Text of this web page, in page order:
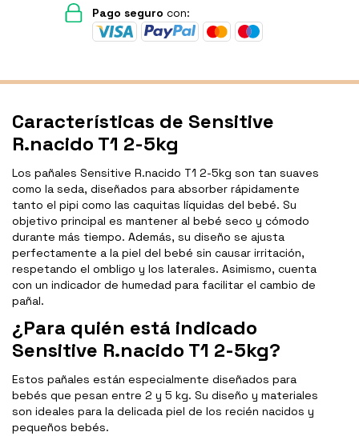
Pago seguro con:
Características de Sensitive
R.nacido T1 2-5kg
Los pañales Sensitive R.nacido T1 2-5kg son tan suaves
como la seda, diseñados para absorber rápidamente
tanto el pipi como las caquitas líquidas del bebé. Su
objetivo principal es mantener al bebé seco y cómodo
durante más tiempo. Además, su diseño se ajusta
perfectamente a la piel del bebé sin causar irritación,
respetando el ombligo y los laterales. Asimismo, cuenta
con un indicador de humedad para facilitar el cambio de
pañal.
¿Para quién está indicado
Sensitive R.nacido T1 2-5kg?
Estos pañales están especialmente diseñados para
bebés que pesan entre 2 y 5 kg. Su diseño y materiales
son ideales para la delicada piel de los recién nacidos y
pequeños bebés.